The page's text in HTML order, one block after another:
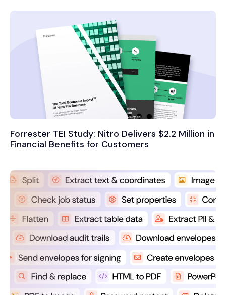
Forrester TEI Study: Nitro Delivers $2.2 Million in
Financial Benefits for Customers